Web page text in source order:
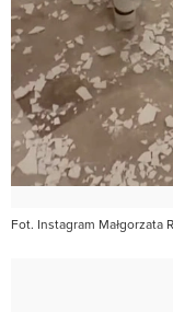
Fot. Instagram Małgorzata